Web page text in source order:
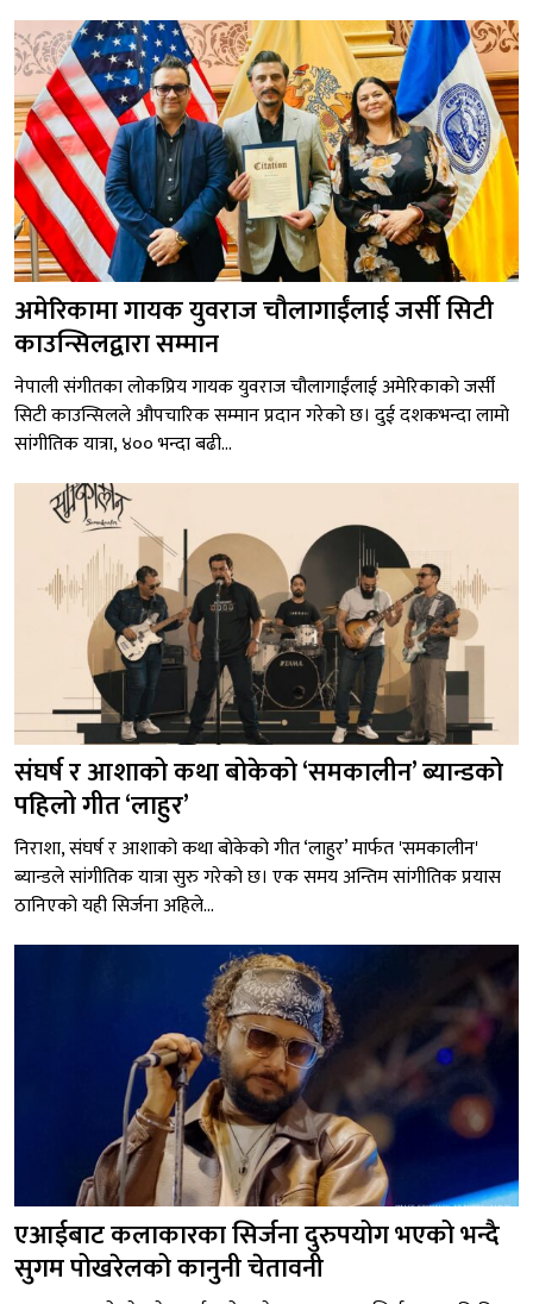
अमेरिकामा गायक युवराज चौलागाईंलाई जर्सी सिटी
काउन्सिलद्वारा सम्मान
नेपाली संगीतका लोकप्रिय गायक युवराज चौलागाईंलाई अमेरिकाको जर्सी
सिटी काउन्सिलले औपचारिक सम्मान प्रदान गरेको छ। दुई दशकभन्दा लामो
सांगीतिक यात्रा, ४०० भन्दा बढी...
संघर्ष र आशाको कथा बोकेको ‘समकालीन’ ब्यान्डको
पहिलो गीत ‘लाहुर’
निराशा, संघर्ष र आशाको कथा बोकेको गीत ‘लाहुर’ मार्फत 'समकालीन'
ब्यान्डले सांगीतिक यात्रा सुरु गरेको छ। एक समय अन्तिम सांगीतिक प्रयास
ठानिएको यही सिर्जना अहिले...
एआईबाट कलाकारका सिर्जना दुरुपयोग भएको भन्दै
सुगम पोखरेलको कानुनी चेतावनी